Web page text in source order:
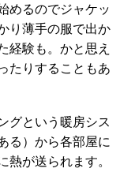
めるのでジャケッ
り薄手の服で出か
経験も。かと思え
たりすることもあ
グという暖房シス
る）から各部屋に
が送られます。